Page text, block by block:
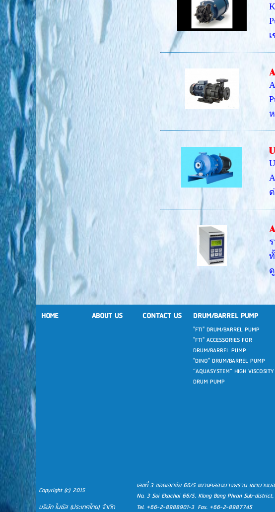
HOME ABOUT US CONTACT US DRUM/BARREL PUMP
"FTI" DRUM/BARREL PUMP
"FTI" ACCESSORIES FOR
DRUM/BARREL PUMP
"DINO" DRUM/BARREL PUMP
“AQUASYSTEM“ HIGH VISCOSITY
DRUM PUMP
Copyright (c) 2015
เลขที่ 3 ซอยเอกชัย 66/5 แขวงคลองบางพราน เขตบางบ
No. 3 Soi Ekachai 66/5, Klong Bang Phran Sub-
บริษัท ไนซัส (ประเทศไทย) จำกัด
Tel. +66-2-8988901-3 Fax. +66-2-8987745